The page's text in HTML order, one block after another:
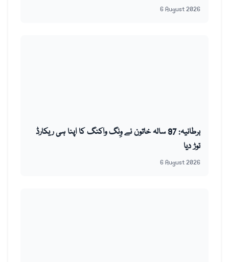
6 August 2026
برطانیہ: 97 سالہ خاتون نے وِنگ واکنگ کا اپنا ہی ریکارڈ
توڑ دیا
6 August 2026